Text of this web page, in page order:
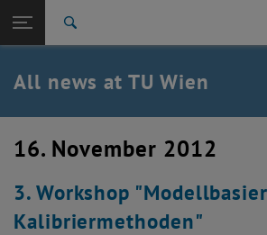
TU Login
Quicklinks
Toggle quicklinks menu
Studies
Career
Back: list subpages of parent page TU Wien
Back to:
TU Wien Homepage
Overview
All news at TU Wien
16. November 2012
3. Workshop
Kalibriermethoden"